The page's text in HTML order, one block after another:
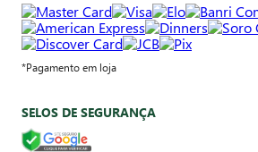
*Pagamento em loja
SELOS DE SEGURANÇA